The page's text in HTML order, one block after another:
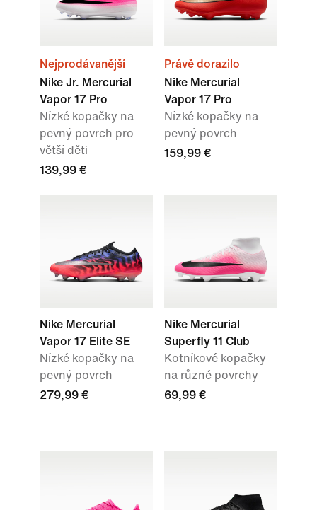
Nejprodávanější
Nike Jr. Mercurial
Vapor 17 Pro
Nízké kopačky na
pevný povrch pro
větší děti
139,99 €
Právě dorazilo
Nike Mercurial
Vapor 17 Pro
Nízké kopačky na
pevný povrch
159,99 €
Nike Mercurial
Vapor 17 Elite SE
Nízké kopačky na
pevný povrch
279,99 €
Nike Mercurial
Superfly 11 Club
Kotníkové kopačky
na různé povrchy
69,99 €